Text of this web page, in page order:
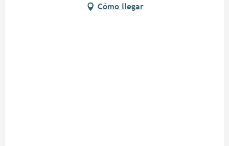
Cómo llegar